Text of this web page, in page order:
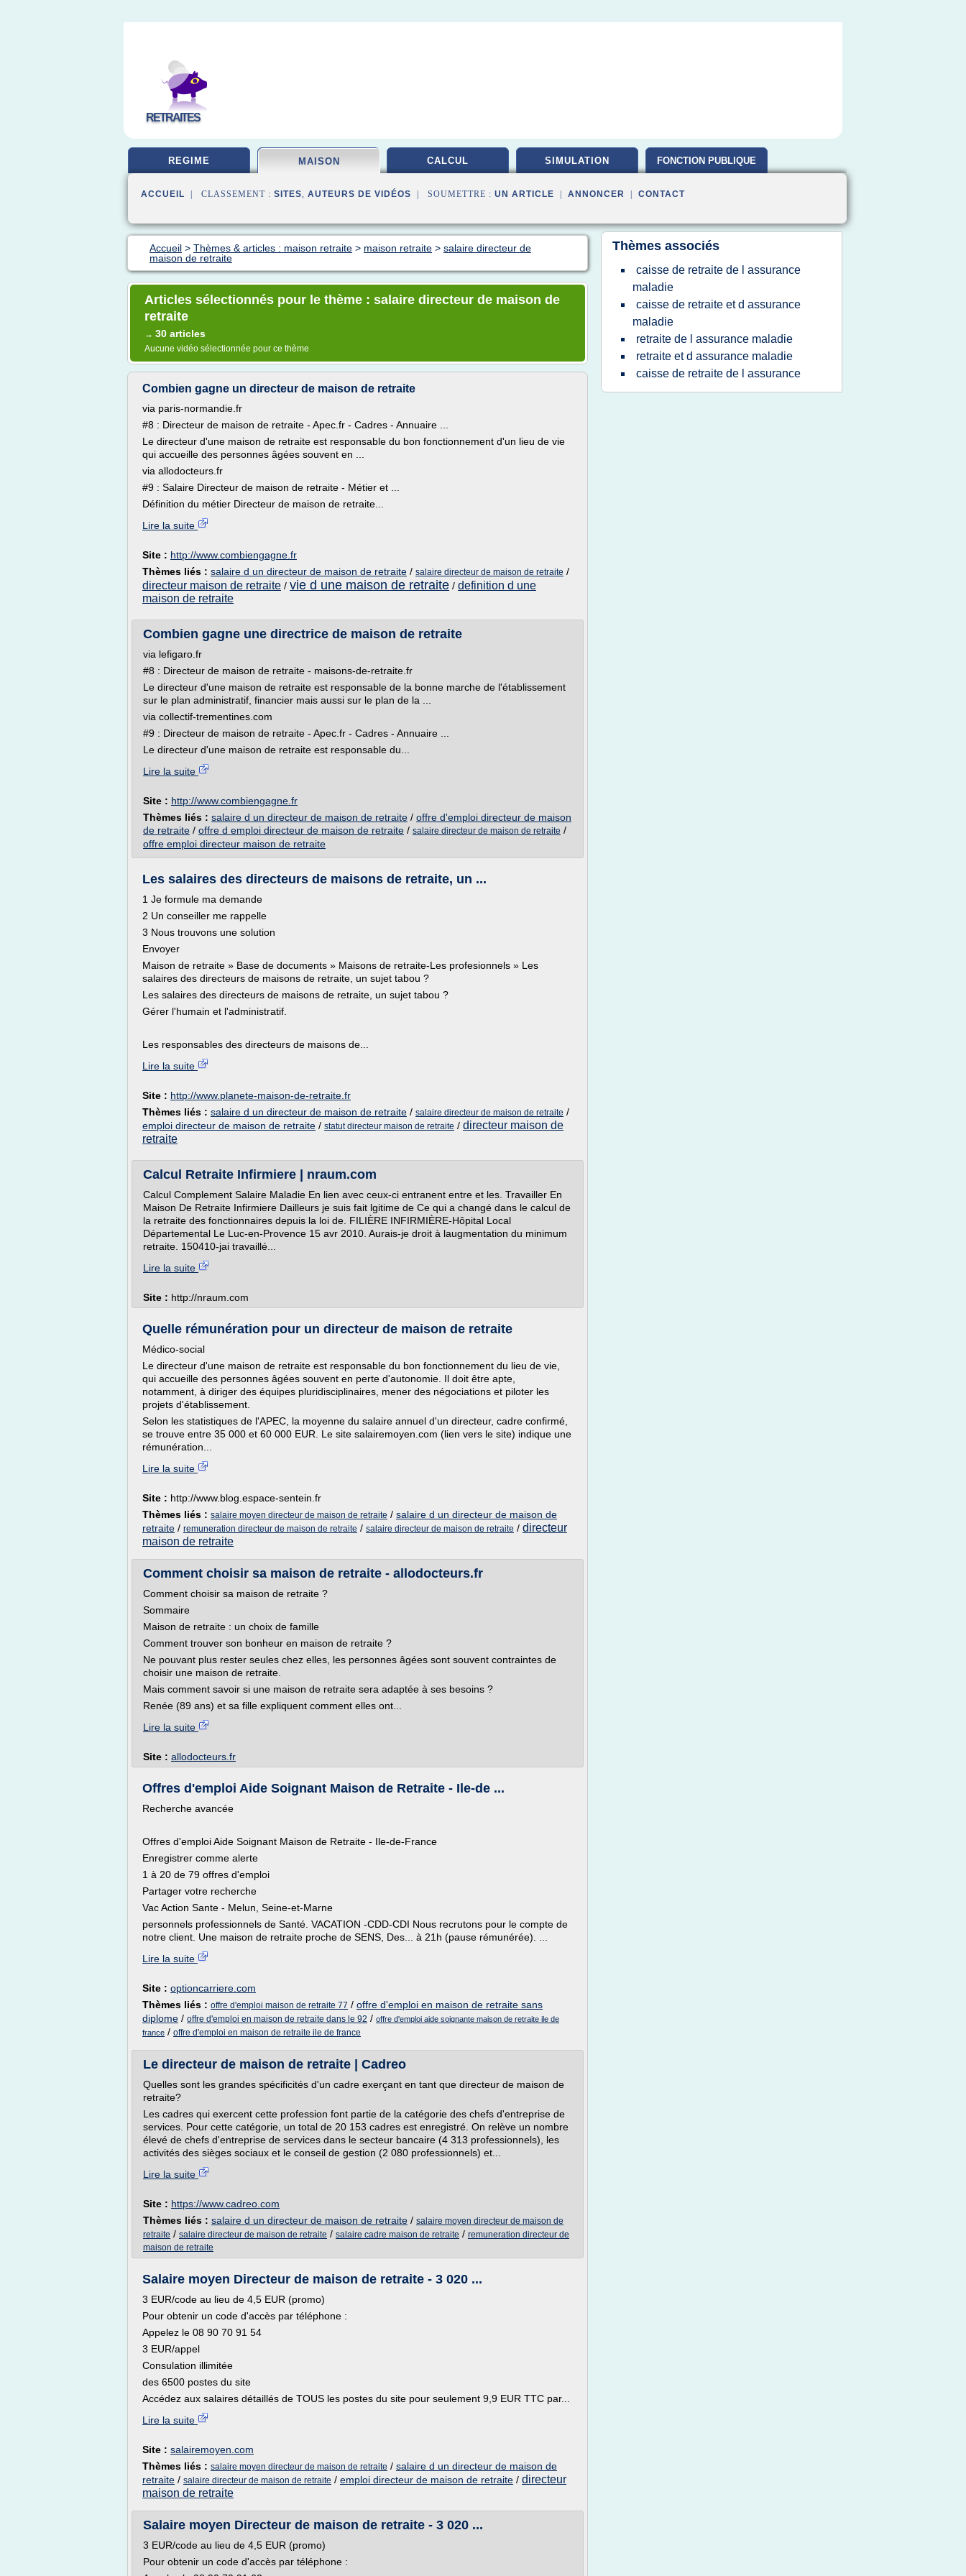
RETRAITES
REGIME MAISON CALCUL SIMULATION FONCTION PUBLIQUE
ACCUEIL | CLASSEMENT : SITES, AUTEURS DE VIDÉOS | SOUMETTRE : UN ARTICLE ANNONCER CONTACT
Accueil > Thèmes & articles : maison retraite > maison retraite > salaire directeur de
maison de retraite
Articles sélectionnés pour le thème : salaire directeur de maison de
retraite
→ 30 articles
Aucune vidéo sélectionnée pour ce thème
Combien gagne un directeur de maison de retraite
via paris-normandie.fr
#8 : Directeur de maison de retraite - Apec.fr - Cadres - Annuaire ...
Le directeur d'une maison de retraite est responsable du bon fonctionnement d'un lieu de vie
qui accueille des personnes âgées souvent en ...
via allodocteurs.fr
#9 : Salaire Directeur de maison de retraite - Métier et ...
Définition du métier Directeur de maison de retraite...
Lire la suite
Site : http://www.combiengagne.fr
Thèmes liés : salaire d un directeur de maison de retraite / salaire directeur de maison de retraite /
directeur maison de retraite / vie d une maison de retraite / definition d une
maison de retraite
Combien gagne une directrice de maison de retraite
via lefigaro.fr
#8 : Directeur de maison de retraite - maisons-de-retraite.fr
Le directeur d'une maison de retraite est responsable de la bonne marche de l'établissement
sur le plan administratif, financier mais aussi sur le plan de la ...
via collectif-trementines.com
#9 : Directeur de maison de retraite - Apec.fr - Cadres - Annuaire ...
Le directeur d'une maison de retraite est responsable du...
Lire la suite
Site : http://www.combiengagne.fr
Thèmes liés : salaire d un directeur de maison de retraite / offre d'emploi directeur de maison
de retraite / offre d emploi directeur de maison de retraite / salaire directeur de maison de retraite /
offre emploi directeur maison de retraite
Les salaires des directeurs de maisons de retraite, un ...
1 Je formule ma demande
2 Un conseiller me rappelle
3 Nous trouvons une solution
Envoyer
Maison de retraite » Base de documents » Maisons de retraite-Les profesionnels » Les
salaires des directeurs de maisons de retraite, un sujet tabou ?
Les salaires des directeurs de maisons de retraite, un sujet tabou ?
Gérer l'humain et l'administratif.
Les responsables des directeurs de maisons de...
Lire la suite
Site : http://www.planete-maison-de-retraite.fr
Thèmes liés : salaire d un directeur de maison de retraite / salaire directeur de maison de retraite /
emploi directeur de maison de retraite / statut directeur maison de retraite / directeur maison de
retraite
Calcul Retraite Infirmiere | nraum.com
Calcul Complement Salaire Maladie En lien avec ceux-ci entranent entre et les. Travailler En
Maison De Retraite Infirmiere Dailleurs je suis fait lgitime de Ce qui a changé dans le calcul de
la retraite des fonctionnaires depuis la loi de. FILIÈRE INFIRMIÈRE-Hôpital Local
Départemental Le Luc-en-Provence 15 avr 2010. Aurais-je droit à laugmentation du minimum
retraite. 150410-jai travaillé...
Lire la suite
Site : http://nraum.com
Quelle rémunération pour un directeur de maison de retraite
Médico-social
Le directeur d'une maison de retraite est responsable du bon fonctionnement du lieu de vie,
qui accueille des personnes âgées souvent en perte d'autonomie. Il doit être apte,
notamment, à diriger des équipes pluridisciplinaires, mener des négociations et piloter les
projets d'établissement.
Selon les statistiques de l'APEC, la moyenne du salaire annuel d'un directeur, cadre confirmé,
se trouve entre 35 000 et 60 000 EUR. Le site salairemoyen.com (lien vers le site) indique une
rémunération...
Lire la suite
Site : http://www.blog.espace-sentein.fr
Thèmes liés : salaire moyen directeur de maison de retraite / salaire d un directeur de maison de
retraite / remuneration directeur de maison de retraite / salaire directeur de maison de retraite / directeur
maison de retraite
Comment choisir sa maison de retraite - allodocteurs.fr
Comment choisir sa maison de retraite ?
Sommaire
Maison de retraite : un choix de famille
Comment trouver son bonheur en maison de retraite ?
Ne pouvant plus rester seules chez elles, les personnes âgées sont souvent contraintes de
choisir une maison de retraite.
Mais comment savoir si une maison de retraite sera adaptée à ses besoins ?
Renée (89 ans) et sa fille expliquent comment elles ont...
Lire la suite
Site : allodocteurs.fr
Offres d'emploi Aide Soignant Maison de Retraite - Ile-de ...
Recherche avancée
Offres d'emploi Aide Soignant Maison de Retraite - Ile-de-France
Enregistrer comme alerte
1 à 20 de 79 offres d'emploi
Partager votre recherche
Vac Action Sante - Melun, Seine-et-Marne
personnels professionnels de Santé. VACATION -CDD-CDI Nous recrutons pour le compte de
notre client. Une maison de retraite proche de SENS, Des... à 21h (pause rémunérée). ...
Lire la suite
Site : optioncarriere.com
Thèmes liés : offre d'emploi maison de retraite 77 / offre d'emploi en maison de retraite sans
diplome / offre d'emploi en maison de retraite dans le 92 / offre d'emploi aide soignante maison de retraite ile de
france / offre d'emploi en maison de retraite ile de france
Le directeur de maison de retraite | Cadreo
Quelles sont les grandes spécificités d'un cadre exerçant en tant que directeur de maison de
retraite?
Les cadres qui exercent cette profession font partie de la catégorie des chefs d'entreprise de
services. Pour cette catégorie, un total de 20 153 cadres est enregistré. On relève un nombre
élevé de chefs d'entreprise de services dans le secteur bancaire (4 313 professionnels), les
activités des sièges sociaux et le conseil de gestion (2 080 professionnels) et...
Lire la suite
Site : https://www.cadreo.com
Thèmes liés : salaire d un directeur de maison de retraite / salaire moyen directeur de maison de
retraite / salaire directeur de maison de retraite / salaire cadre maison de retraite / remuneration directeur de
maison de retraite
Salaire moyen Directeur de maison de retraite - 3 020 ...
3 EUR/code au lieu de 4,5 EUR (promo)
Pour obtenir un code d'accès par téléphone :
Appelez le 08 90 70 91 54
3 EUR/appel
Consulation illimitée
des 6500 postes du site
Accédez aux salaires détaillés de TOUS les postes du site pour seulement 9,9 EUR TTC par...
Lire la suite
Site : salairemoyen.com
Thèmes liés : salaire moyen directeur de maison de retraite / salaire d un directeur de maison de
retraite / salaire directeur de maison de retraite / emploi directeur de maison de retraite / directeur
maison de retraite
Salaire moyen Directeur de maison de retraite - 3 020 ...
3 EUR/code au lieu de 4,5 EUR (promo)
Pour obtenir un code d'accès par téléphone :
Thèmes associés
caisse de retraite de l assurance
maladie
caisse de retraite et d assurance
maladie
retraite de l assurance maladie
retraite et d assurance maladie
caisse de retraite de l assurance